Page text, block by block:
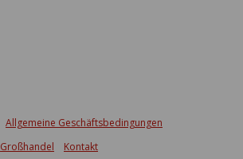
Allgemeine Geschäftsbedingungen
Großhandel Kontakt